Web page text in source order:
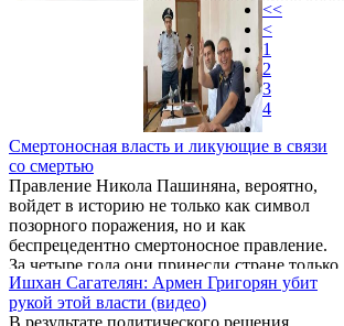
Смертоносная власть и ликующие в связи
со смертью
Правление Никола Пашиняна, вероятно,
войдет в историю не только как символ
позорного поражения, но и как
беспрецедентно смертоносное правление.
За четыре года они принесли стране только
смерть, разрушения, горе и боль. Об этом,
как сообщает Новости Армении -
Ишхан Сагателян: Армен Григорян убит
рукой этой власти (видео)
В результате политического решения
<<
<
1
2
3
4